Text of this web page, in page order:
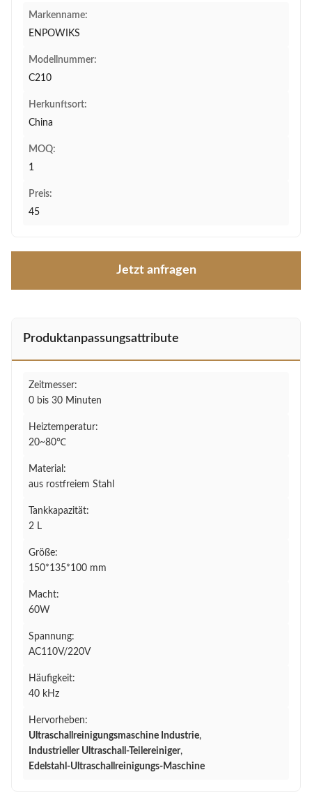
Markenname:
ENPOWIKS
Modellnummer:
C210
Herkunftsort:
China
MOQ:
1
Preis:
45
Jetzt anfragen
Produktanpassungsattribute
Zeitmesser:
0 bis 30 Minuten
Heiztemperatur:
20~80℃
Material:
aus rostfreiem Stahl
Tankkapazität:
2 L
Größe:
150*135*100 mm
Macht:
60W
Spannung:
AC110V/220V
Häufigkeit:
40 kHz
Hervorheben:
Ultraschallreinigungsmaschine Industrie,
Industrieller Ultraschall-Teilereiniger,
Edelstahl-Ultraschallreinigungs-Maschine